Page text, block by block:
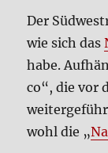
Der
wie sich das
habe.
co“, die vor
wohl die „